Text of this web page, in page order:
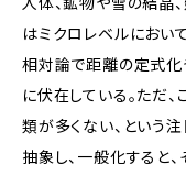
はミクロレベルにおい
相対論で距離の定式化
に伏在している。ただ
類が多くない、という
抽象し、一般化すると